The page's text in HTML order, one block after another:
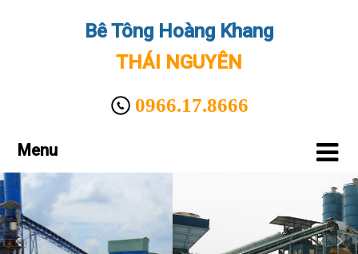
Bê Tông Hoàng Khang
THÁI NGUYÊN
0966.17.8666
Menu